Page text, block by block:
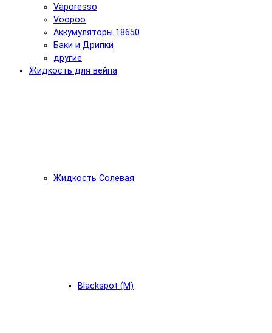
Vaporesso
Voopoo
Аккумуляторы 18650
Баки и Дрипки
другие
Жидкость для вейпа
Жидкость Солевая
Blackspot (М)